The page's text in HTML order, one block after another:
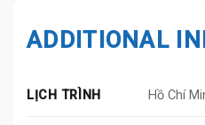
ADDITIONAL
LỊCH TRÌNH Hồ Chí